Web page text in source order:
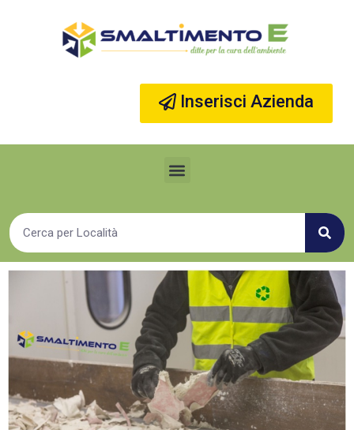
Inserisci Azienda